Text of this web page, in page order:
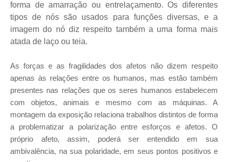
forma de amarração ou entrelaçamento. Os diferentes
tipos de nós são usados para funções diversas, e a
imagem do nó diz respeito também a uma forma mais
atada de laço ou teia.
As forças e as fragilidades dos afetos não dizem respeito
apenas às relações entre os humanos, mas estão também
presentes nas relações que os seres humanos estabelecem
com objetos, animais e mesmo com as máquinas. A
montagem da exposição relaciona trabalhos distintos de forma
a problematizar a polarização entre esforços e afetos. O
próprio afeto, assim, poderá ser entendido em sua
ambivalência, na sua polaridade, em seus pontos positivos e